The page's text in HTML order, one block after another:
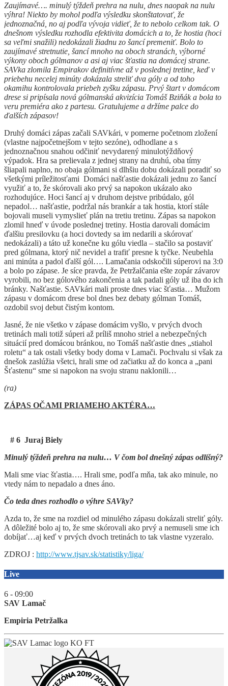
Zaujímavé…. minulý týždeň prehra na nulu, dnes naopak na nulu
výhra! Niekto by mohol podľa výsledku skonštatovať, že
jednoznačná, no aj podľa vývoja vidieť, že to nebolo celkom tak. O
dnešnom výsledku rozhodla efektivita domácich a to, že hostia (hoci
sa veľmi snažili) nedokázali žiadnu zo šancí premeniť. Bolo to
zaujímavé stretnutie, šancí mnoho na oboch stranách, výborné
výkony oboch gólmanov a asi aj viac šťastia na domácej strane.
SAVka zlomila Empirakov definitívne až v poslednej tretine, keď v
priebehu necelej minúty dokázala streliť dva góly a od toho
okamihu kontrolovala priebeh zyšku zápasu. Prvý štart v domácom
drese si pripísala nová gólmanská akvizícia Tomáš Bziňák a bola to
veru premiéra ako z partesu. Gratulujeme a držíme palce do
ďalších zápasov!
Druhý domáci zápas začali SAVkári, v pomerne početnom zložení
(vlastne najpočetnejšom v tejto sezóne), odhodlane a s
jednoznačnou snahou odčiniť nevydarený minulotýždňový
výpadok. Hra sa prelievala z jednej strany na druhú, oba tímy
šliapali naplno, no obaja gólmani si dlhšiu dobu dokázali poradiť so
všetkými príležitosťami Domáci našťastie dokázali jednu zo šancí
využiť a to, že skórovali ako prvý sa napokon ukázalo ako
rozhodujúce. Hoci šancí aj v druhom dejstve pribúdalo, gól
nepadol… našťastie, podržal nás brankár a tak hostia, ktorí stále
bojovali museli vymyslieť plán na tretiu tretinu. Zápas sa napokon
zlomil hneď v úvode poslednej tretiny. Hostia darovali domácim
ďalšiu presilovku (a hoci dovtedy sa im nedarili a skórovať
nedokázali) a táto už konečne ku gólu viedla – stačilo sa postaviť
pred gólmana, ktorý nič nevidel a trafiť presne k tyčke. Neubehla
ani minúta a padol ďalší gól…. Lamačania odskočili súperovi na 3:0
a bolo po zápase. Je síce pravda, že Petržalčania ešte zopár závarov
vyrobili, no bez gólového zakončenia a tak padali góly už iba do ich
bránky. Našťastie. SAVkári mali proste dnes viac šťastia… Mužom
zápasu v domácom drese bol dnes bez debaty gólman Tomáš,
ozdobil svoj debut čistým kontom.
Jasné, že nie všetko v zápase domácim vyšlo, v prvých dvoch
tretinách mali totiž súperi až príliš mnoho striel a nebezpečných
situácií pred domácou bránkou, no Tomáš našťastie dnes „stiahol
roletu“ a tak ostali všetky body doma v Lamači. Pochvalu si však za
dnešok zaslúžia všetci, hrali sme od začiatku až do konca a „pani
Šťastenu“ sme si napokon na svoju stranu naklonili…
(ra)
ZÁPAS OČAMI PRIAMEHO AKTÉRA…
# 6 Juraj Biely
Minulý týždeň prehra na nulu… V čom bol dnešný zápas odlišný?
Mali sme viac šťastia…. Hrali sme, podľa mňa, tak ako minule, no
vtedy nám to nepadalo a dnes áno.
Čo teda dnes rozhodlo o výhre SAVky?
Azda to, že sme na rozdiel od minulého zápasu dokázali streliť góly.
A dôležité bolo aj to, že sme skórovali ako prvý a nemuseli sme ich
dobíjať…aj keď v prvých dvoch tretinách to tak vlastne vyzeralo.
ZDROJ : http://www.tjsav.sk/statistiky/liga/
Live
6 - 09:00
SAV Lamač
Empiria Petržalka
KO FT